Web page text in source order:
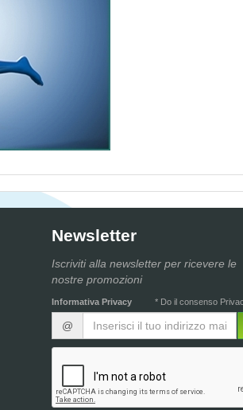
Newsletter
Iscriviti alla newsletter per ricevere le
nostre promozioni
Informativa Privacy * Do il consenso
@